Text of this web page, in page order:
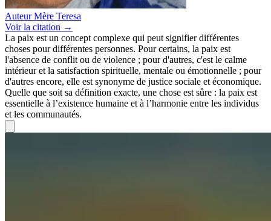
Auteur Mère Teresa
Voirla citation →
La paix est un concept complexe qui peut signifier différentes
choses pour différentes personnes. Pour certains, la paix est
l'absence de conflit ou de violence ; pour d'autres, c'est le calme
intérieur et la satisfaction spirituelle, mentale ou émotionnelle ; pour
d'autres encore, elle est synonyme de justice sociale et économique.
Quelle que soit sa définition exacte, une chose est sûre : la paix est
essentielle à l’existence humaine et à l’harmonie entre les individus
et les communautés.